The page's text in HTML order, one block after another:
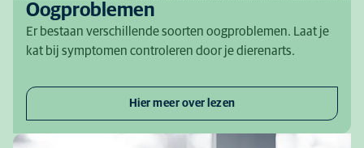
Oogproblemen
Er bestaan verschillende soorten oogproblemen. Laat je
kat bij symptomen controleren door je dierenarts.
Hier meer over lezen